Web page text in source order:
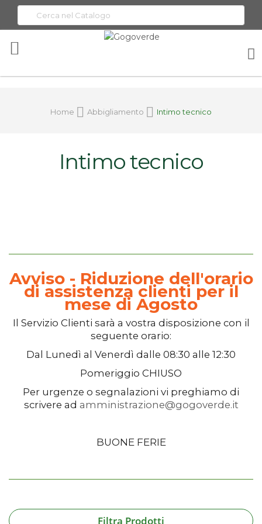
Home Abbigliamento Intimo tecnico
Intimo tecnico
Avviso - Riduzione dell'orario
di assistenza clienti per il
mese di Agosto
Il Servizio Clienti sarà a vostra disposizione con il
seguente orario:
Dal Lunedì al Venerdì dalle 08:30 alle 12:30
Pomeriggio CHIUSO
Per urgenze o segnalazioni vi preghiamo di
scrivere ad amministrazione@gogoverde.it
BUONE FERIE
Filtra Prodotti